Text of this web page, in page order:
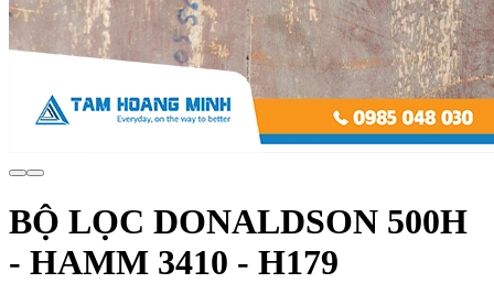
BỘ LỌC DONALDSON 500H
- HAMM 3410 - H179